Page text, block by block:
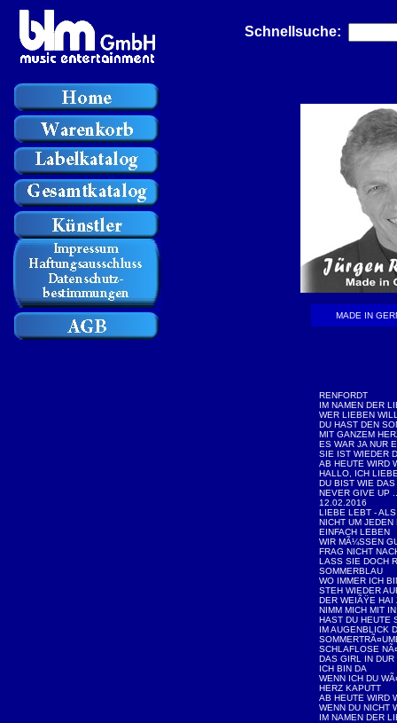
Schnellsuche:
MADE IN
RENFORDT
IM NAMEN DER
WER LIEBEN
DU HAST DEN
MIT GANZEM
ES WAR JA NUR
SIE IST WIEDER
AB HEUTE WIRD
HALLO, ICH
DU BIST WIE DAS
NEVER GIVE UP
12.02.2016
LIEBE LEBT -
NICHT UM
EINFACH LEBEN
WIR MÃ¼SSEN
FRAG NICHT
LASS SIE DOCH
SOMMERBLAU
WO IMMER ICH
STEH WIEDER
DER WEIÃŸE HAI
NIMM MICH MIT
HAST DU HEUTE
IM AUGENBLICK
SCHLAFLOSE
DAS GIRL IN DUR
ICH BIN DA
WENN ICH DU
HERZ KAPUTT
AB HEUTE WIRD
WENN DU NICHT
IM NAMEN DER